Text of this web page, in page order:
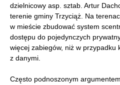
dzielnicowy asp. sztab. Artur
terenie gminy Trzyciąż. Na
w mieście zbudować system
dostępu do pojedynczych
więcej zabiegów, niż w przypadku
z danymi.
Często podnoszonym